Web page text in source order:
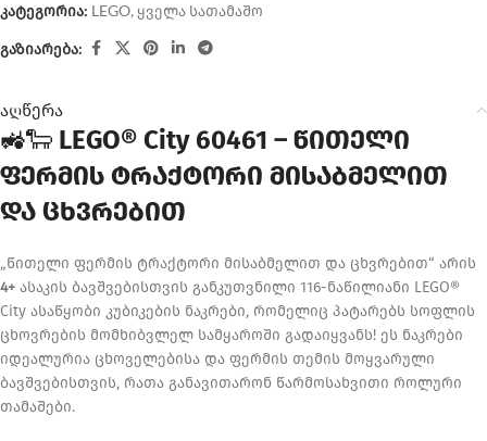
კატეგორია: LEGO, ყველა სათამაშო
გაზიარება:
აღწერა
🚜🐑 LEGO® City 60461 – წითელი
ფერმის ტრაქტორი მისაბმელით
და ცხვრებით
„წითელი ფერმის ტრაქტორი მისაბმელით და ცხვრებით“ არის
4+ ასაკის ბავშვებისთვის განკუთვნილი 116-ნაწილიანი LEGO®
City ასაწყობი კუბიკების ნაკრები, რომელიც პატარებს სოფლის
ცხოვრების მომხიბვლელ სამყაროში გადაიყვანს! ეს ნაკრები
იდეალურია ცხოველებისა და ფერმის თემის მოყვარული
ბავშვებისთვის, რათა განავითარონ წარმოსახვითი როლური
თამაშები.